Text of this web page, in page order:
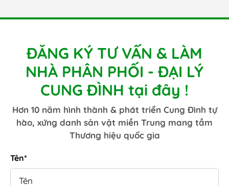
Cách dùng theo...
ĐĂNG KÝ TƯ VẤN & LÀM
NHÀ PHÂN PHỐI - ĐẠI LÝ
CUNG ĐÌNH tại đây !
Hơn 10 năm hình thành & phát triển Cung Đình tự
hào, xứng danh sản vật miền Trung mang tầm
Thương hiệu quốc gia
Tên*